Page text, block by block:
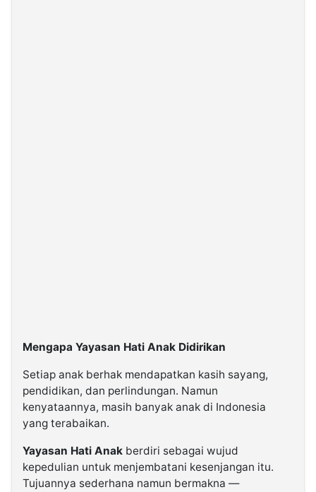
Mengapa Yayasan Hati Anak Didirikan
Setiap anak berhak mendapatkan kasih sayang,
pendidikan, dan perlindungan. Namun
kenyataannya, masih banyak anak di Indonesia
yang terabaikan.
Yayasan Hati Anak berdiri sebagai wujud
kepedulian untuk menjembatani kesenjangan itu.
Tujuannya sederhana namun bermakna —